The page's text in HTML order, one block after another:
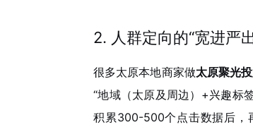
2. 人群定向的“宽进严
很多太原本地商家做太原聚光
“地域（太原及周边）+兴趣标
积累300-500个点击数据后，